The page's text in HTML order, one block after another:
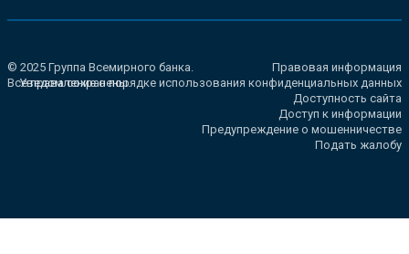
© 2025 Группа Всемирного банка.
Все права сохранены.
Правовая информация
Уведомление о порядке использования конфиденциальных данных
Доступность сайта
Доступ к информации
Предупреждение о мошенничестве
Подать жалобу